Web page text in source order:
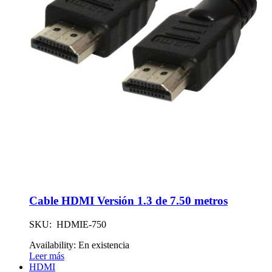
Cable HDMI Versión 1.3 de 7.50 metros
SKU: HDMIE-750
Availability: En existencia
Leer más
HDMI